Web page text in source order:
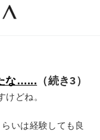
な…... （続き3）
どね。
いは経験しても良